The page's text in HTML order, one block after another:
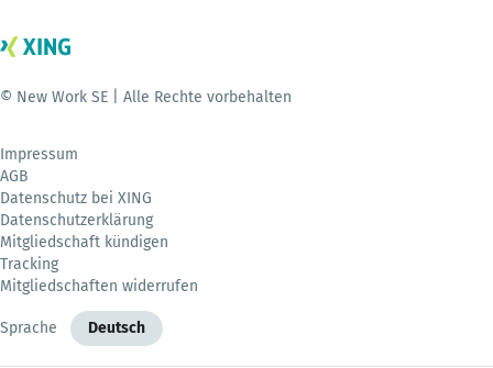
© New Work SE | Alle Rechte vorbehalten
Impressum
AGB
Datenschutz bei XING
Datenschutzerklärung
Mitgliedschaft kündigen
Tracking
Mitgliedschaften widerrufen
Sprache Deutsch